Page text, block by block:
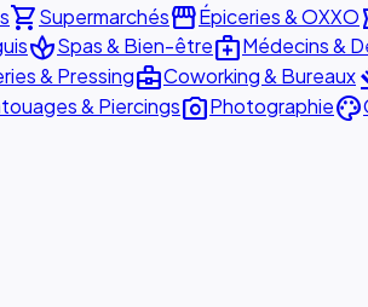
shopping_cartSupermarchésstorefrontÉpiceries & OXXO
spaSpas & Bien-êtremedical_servicesMédecins &
& Pressingbusiness_centerCoworking & Bureaux
& Piercingsphoto_cameraPhotographiepalette